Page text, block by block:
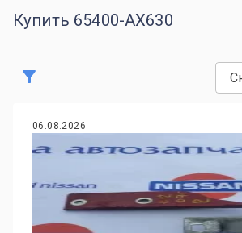
Купить 65400-AX630
06.08.2026